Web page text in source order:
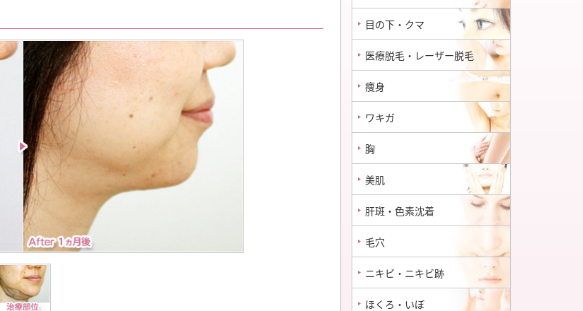
目の下・クマ
医療脱毛・レーザー脱毛
痩身
ワキガ
胸
美肌
肝斑・色素沈着
毛穴
ニキビ・ニキビ跡
ほくろ・いぼ